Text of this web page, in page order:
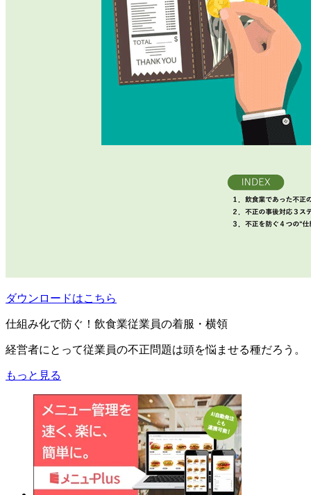
ダウンロードはこちら
仕組み化で防ぐ！飲食業従業員の着服・横領
経営者にとって従業員の不正問題は頭を悩ませる種だろう。
もっと見る